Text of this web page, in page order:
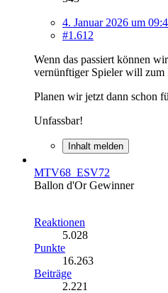
4. Januar 2026 um
#1.612
Wenn das passiert können
vernünftiger Spieler will zum
Planen wir jetzt dann schon
Unfassbar!
Inhalt melden
MTV68_ESV72
Ballon d'Or Gewinner
Reaktionen
5.028
Punkte
16.263
Beiträge
2.221